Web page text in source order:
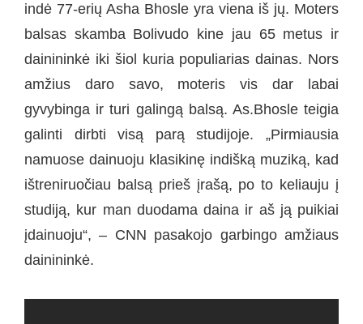
indė 77-erių Asha Bhosle yra viena iš jų. Moters
balsas skamba Bolivudo kine jau 65 metus ir
dainininkė iki šiol kuria populiarias dainas. Nors
amžius daro savo, moteris vis dar labai
gyvybinga ir turi galingą balsą. As.Bhosle teigia
galinti dirbti visą parą studijoje. „Pirmiausia
namuose dainuoju klasikinę indišką muziką, kad
ištreniruočiau balsą prieš įrašą, po to keliauju į
studiją, kur man duodama daina ir aš ją puikiai
įdainuoju“, – CNN pasakojo garbingo amžiaus
dainininkė.